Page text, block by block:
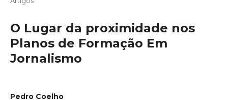
O Lugar da proximidade nos
Planos de Formação Em
Jornalismo
Pedro Coelho